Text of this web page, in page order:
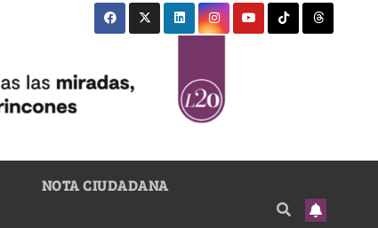
NOTA CIUDADANA